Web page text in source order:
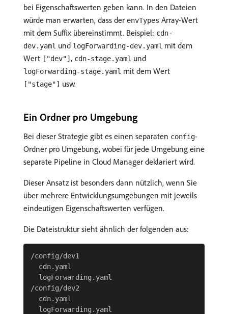
bei Eigenschaftswerten geben kann. In den Dateien
würde man erwarten, dass der envTypes Array-Wert
mit dem Suffix übereinstimmt. Beispiel: cdn-
dev.yaml und logForwarding-dev.yaml mit dem
Wert ["dev"] , cdn-stage.yaml und
logForwarding-stage.yaml mit dem Wert
["stage"] usw.
Ein Ordner pro Umgebung
Bei dieser Strategie gibt es einen separaten config-
Ordner pro Umgebung, wobei für jede Umgebung eine
separate Pipeline in Cloud Manager deklariert wird.
Dieser Ansatz ist besonders dann nützlich, wenn Sie
über mehrere Entwicklungsumgebungen mit jeweils
eindeutigen Eigenschaftswerten verfügen.
Die Dateistruktur sieht ähnlich der folgenden aus:
/config/dev1
  cdn.yaml
  logForwarding.yaml
/config/dev2
  cdn.yaml
  logForwarding.yaml